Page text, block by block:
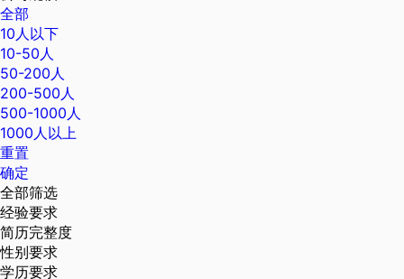
全部
10人以下
10-50人
50-200人
200-500人
500-1000人
1000人以上
重置
确定
全部筛选
经验要求
简历完整度
性别要求
学历要求